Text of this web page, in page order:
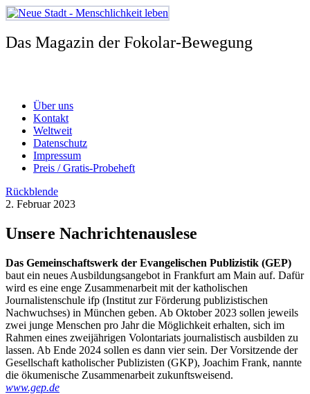
Zum
Inhalt
springen
Das Magazin der Fokolar-Bewegung
Über uns
Kontakt
Weltweit
Datenschutz
Impressum
Preis / Gratis-Probeheft
Rückblende
2. Februar 2023
Unsere Nachrichtenauslese
Das Gemeinschaftswerk der Evangelischen Publizistik (GEP)
baut ein neues Ausbildungsangebot in Frankfurt am Main auf. Dafür
wird es eine enge Zusammenarbeit mit der katholischen
Journalistenschule ifp (Institut zur Förderung publizistischen
Nachwuchses) in München geben. Ab Oktober 2023 sollen jeweils
zwei junge Menschen pro Jahr die Möglichkeit erhalten, sich im
Rahmen eines zweijährigen Volontariats journalistisch ausbilden zu
lassen. Ab Ende 2024 sollen es dann vier sein. Der Vorsitzende der
Gesellschaft katholischer Publizisten (GKP), Joachim Frank, nannte
die ökumenische Zusammenarbeit zukunftsweisend.
www.gep.de